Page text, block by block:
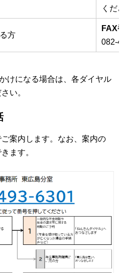
くださ
方
FAX番
082-
けになる場合は、各ダイヤル
い。
案内します。なお、案内の
ます。